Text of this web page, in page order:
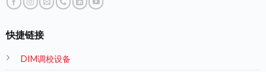
快捷链接
DIM调校设备